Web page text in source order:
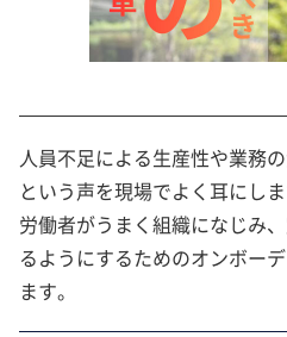
人員不足による生産性や業務
という声を現場でよく耳にし
労働者がうまく組織になじみ
るようにするためのオンボー
ます。